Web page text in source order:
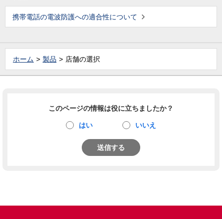
携帯電話の電波防護への適合性について
ホーム 製品 店舗の選択
このページの情報は役に立ちましたか？
はい いいえ
送信する